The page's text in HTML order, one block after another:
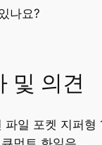
나요?
및 의견
파일 포켓 지퍼형